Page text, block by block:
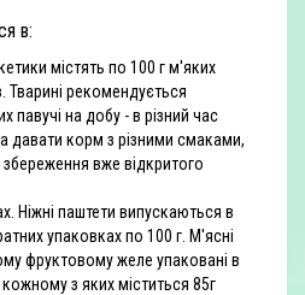
в:
містять по 100 г м'яких
Тварині рекомендується
павучі на добу - в різний час
давати корм з різними смаками,
вже відкритого
Ніжні паштети випускаються в
упаковках по 100 г. М'ясні
фруктовому желе упаковані в
з яких міститься 85г